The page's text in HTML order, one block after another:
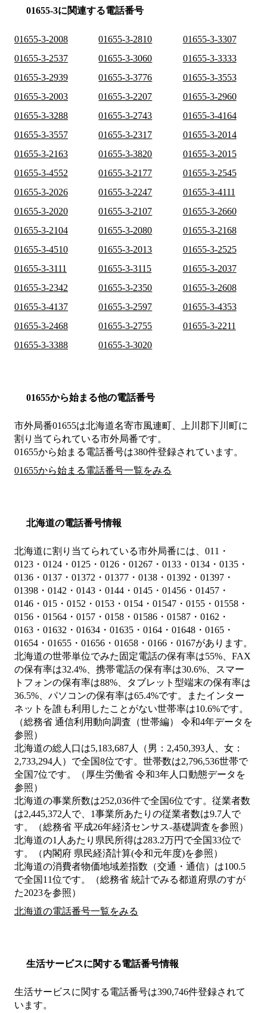
01655-3に関連する電話番号
01655-3-2008 01655-3-2810
01655-3-3307
01655-3-2537
01655-3-3060
01655-3-3333
01655-3-2939
01655-3-3776
01655-3-3553
01655-3-2003
01655-3-2207
01655-3-2960
01655-3-3288
01655-3-2743
01655-3-4164
01655-3-3557
01655-3-2317
01655-3-2014
01655-3-2163
01655-3-3820
01655-3-2015
01655-3-4552
01655-3-2177
01655-3-2545
01655-3-2026
01655-3-2247
01655-3-4111
01655-3-2020
01655-3-2107
01655-3-2660
01655-3-2104
01655-3-2080
01655-3-2168
01655-3-4510
01655-3-2013
01655-3-2525
01655-3-3111
01655-3-3115
01655-3-2037
01655-3-2342
01655-3-2350
01655-3-2608
01655-3-4137
01655-3-2597
01655-3-4353
01655-3-2468
01655-3-2755
01655-3-2211
01655-3-3388
01655-3-3020
01655から始まる他の電話番号
市外局番01655は北海道名寄市風連町、上川郡下川町に
割り当てられている市外局番です。
01655から始まる電話番号は380件登録されています。
01655から始まる電話番号一覧をみる
北海道の電話番号情報
北海道に割り当てられている市外局番には、011・
0123・0124・0125・0126・01267・0133・0134・0135・
0136・0137・01372・01377・0138・01392・01397・
01398・0142・0143・0144・0145・01456・01457・
0146・015・0152・0153・0154・01547・0155・01558・
0156・01564・0157・0158・01586・01587・0162・
0163・01632・01634・01635・0164・01648・0165・
01654・01655・01656・01658・0166・0167があります。
北海道の世帯単位でみた固定電話の保有率は55%、FAX
の保有率は32.4%、携帯電話の保有率は30.6%、スマー
トフォンの保有率は88%、タブレット型端末の保有率は
36.5%、パソコンの保有率は65.4%です。またインター
ネットを誰も利用したことがない世帯率は10.6%です。
（総務省 通信利用動向調査（世帯編） 令和4年データを
参照）
北海道の総人口は5,183,687人（男：2,450,393人、女：
2,733,294人）で全国8位です。世帯数は2,796,536世帯で
全国7位です。（厚生労働省 令和3年人口動態データを
参照）
北海道の事業所数は252,036件で全国6位です。従業者数
は2,445,372人で、1事業所あたりの従業者数は9.7人で
す。（総務省 平成26年経済センサス‐基礎調査を参照）
北海道の1人あたり県民所得は283.2万円で全国33位で
す。（内閣府 県民経済計算(令和元年度)を参照）
北海道の消費者物価地域差指数（交通・通信）は100.5
で全国11位です。（総務省 統計でみる都道府県のすが
た2023を参照）
北海道の電話番号一覧をみる
生活サービスに関する電話番号情報
生活サービスに関する電話番号は390,746件登録されて
います。